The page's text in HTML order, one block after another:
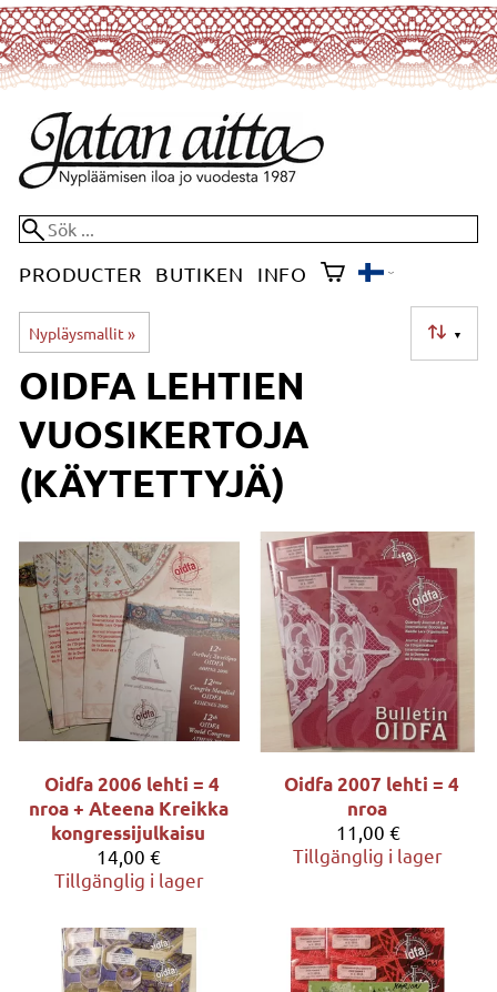
PRODUCTER BUTIKEN INFO
Nypläysmallit ‪» ▼
OIDFA LEHTIEN
VUOSIKERTOJA
(KÄYTETTYJÄ)
Oidfa 2006 lehti = 4
nroa + Ateena Kreikka
kongressijulkaisu
14,00 €
Tillgänglig i lager
Oidfa 2007 lehti = 4
nroa
11,00 €
Tillgänglig i lager